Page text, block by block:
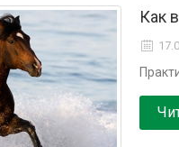
Как